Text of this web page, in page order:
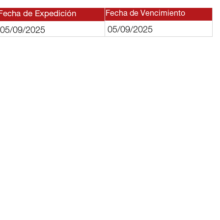
de Expedición
05/09/2025
Fecha de Vencimiento
05/09/2025